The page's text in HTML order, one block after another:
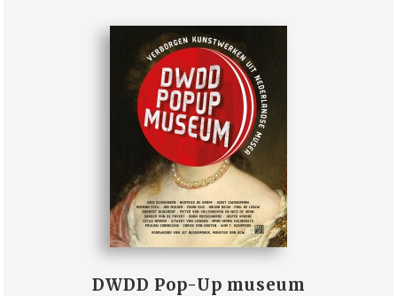
DWDD Pop-Up museum